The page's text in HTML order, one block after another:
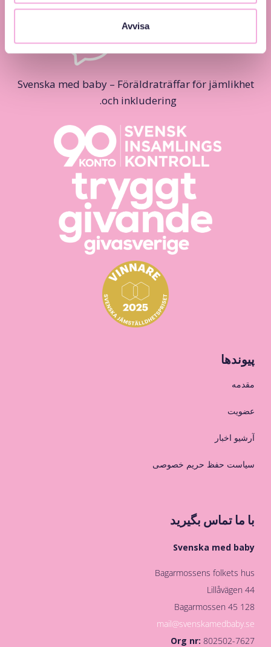
Avvisa
Svenska med baby – Föräldraträffar för jämlikhet
och inkludering.
پیوندها
مقدمه
عضویت
آرشیو اخبار
سیاست حفظ حریم خصوصی
با ما تماس بگیرید
Svenska med baby
Bagarmossens folkets hus
Lillåvägen 44
128 45 Bagarmossen
mail@svenskamedbaby.se
Org nr:802502-7627